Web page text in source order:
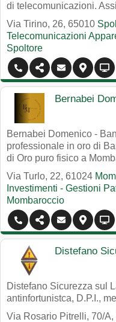
di telecomunicazioni.
Via Tirino, 26, 65010
Telecomunicazioni
Spoltore
Bernabei
Bernabei Domenico -
professionale in oro di
di Oro puro fisico a
Via Turlo, 22, 61024
Investimenti - Gestioni
Mombaroccio
Distefano
Distefano Sicurezza sul
antinfortunistca, D.P.I.,
Via Rosario Pitrelli, 70/A,